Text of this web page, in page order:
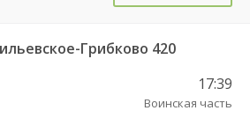
Грибково 420
17:39
Воинская часть